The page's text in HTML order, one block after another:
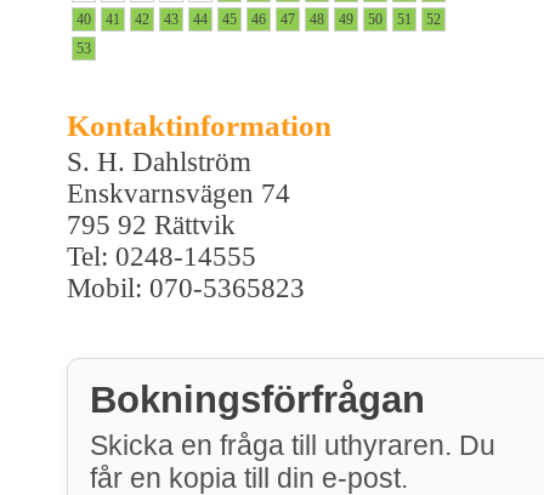
40
41 42 43 44 45 46 47 48 49 50 51
52
53
Kontaktinformation
S. H. Dahlström
Enskvarnsvägen 74
795 92 Rättvik
Tel: 0248-14555
Mobil: 070-5365823
Bokningsförfrågan
Skicka en fråga till uthyraren. Du
får en kopia till din e-post.